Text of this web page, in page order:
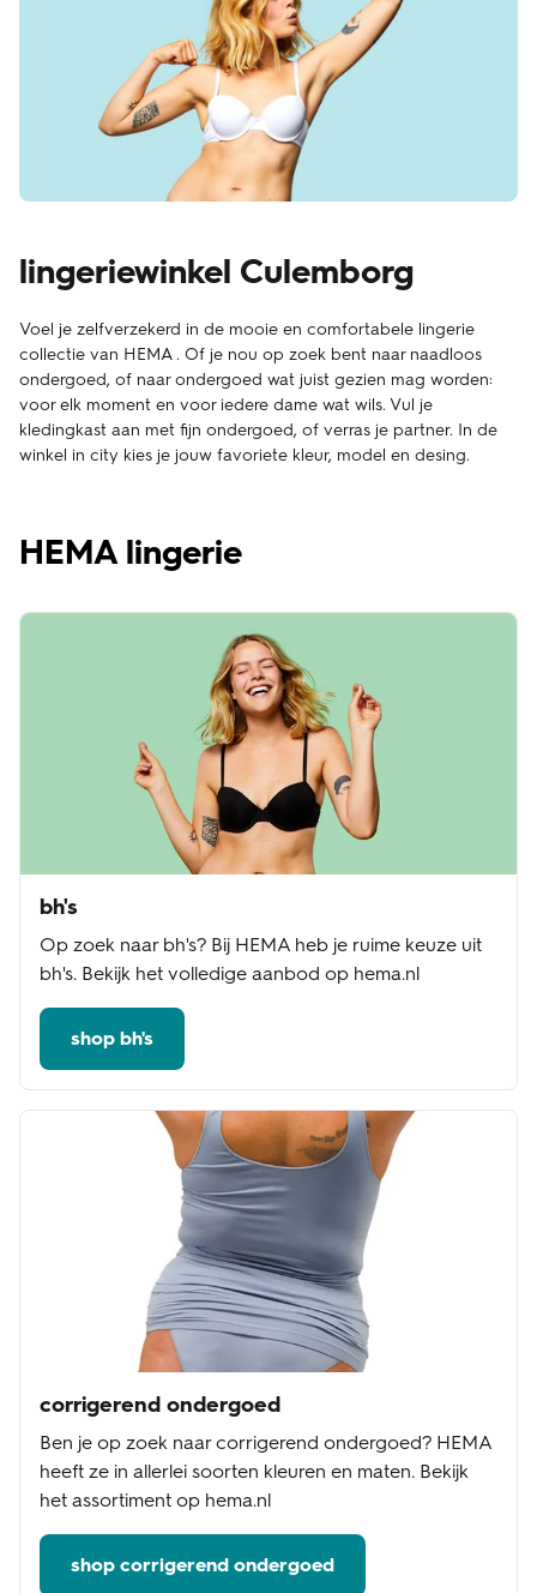
lingeriewinkel Culemborg
Voel je zelfverzekerd in de mooie en comfortabele lingerie
collectie van HEMA . Of je nou op zoek bent naar naadloos
ondergoed, of naar ondergoed wat juist gezien mag worden:
voor elk moment en voor iedere dame wat wils. Vul je
kledingkast aan met fijn ondergoed, of verras je partner. In de
winkel in city kies je jouw favoriete kleur, model en desing.
HEMA lingerie
bh's
Op zoek naar bh's? Bij HEMA heb je ruime keuze uit
bh's. Bekijk het volledige aanbod op hema.nl
shop bh's
corrigerend ondergoed
Ben je op zoek naar corrigerend ondergoed? HEMA
heeft ze in allerlei soorten kleuren en maten. Bekijk
het assortiment op hema.nl
shop corrigerend ondergoed